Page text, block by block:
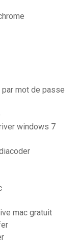
mot de passe
windows 7
mac gratuit